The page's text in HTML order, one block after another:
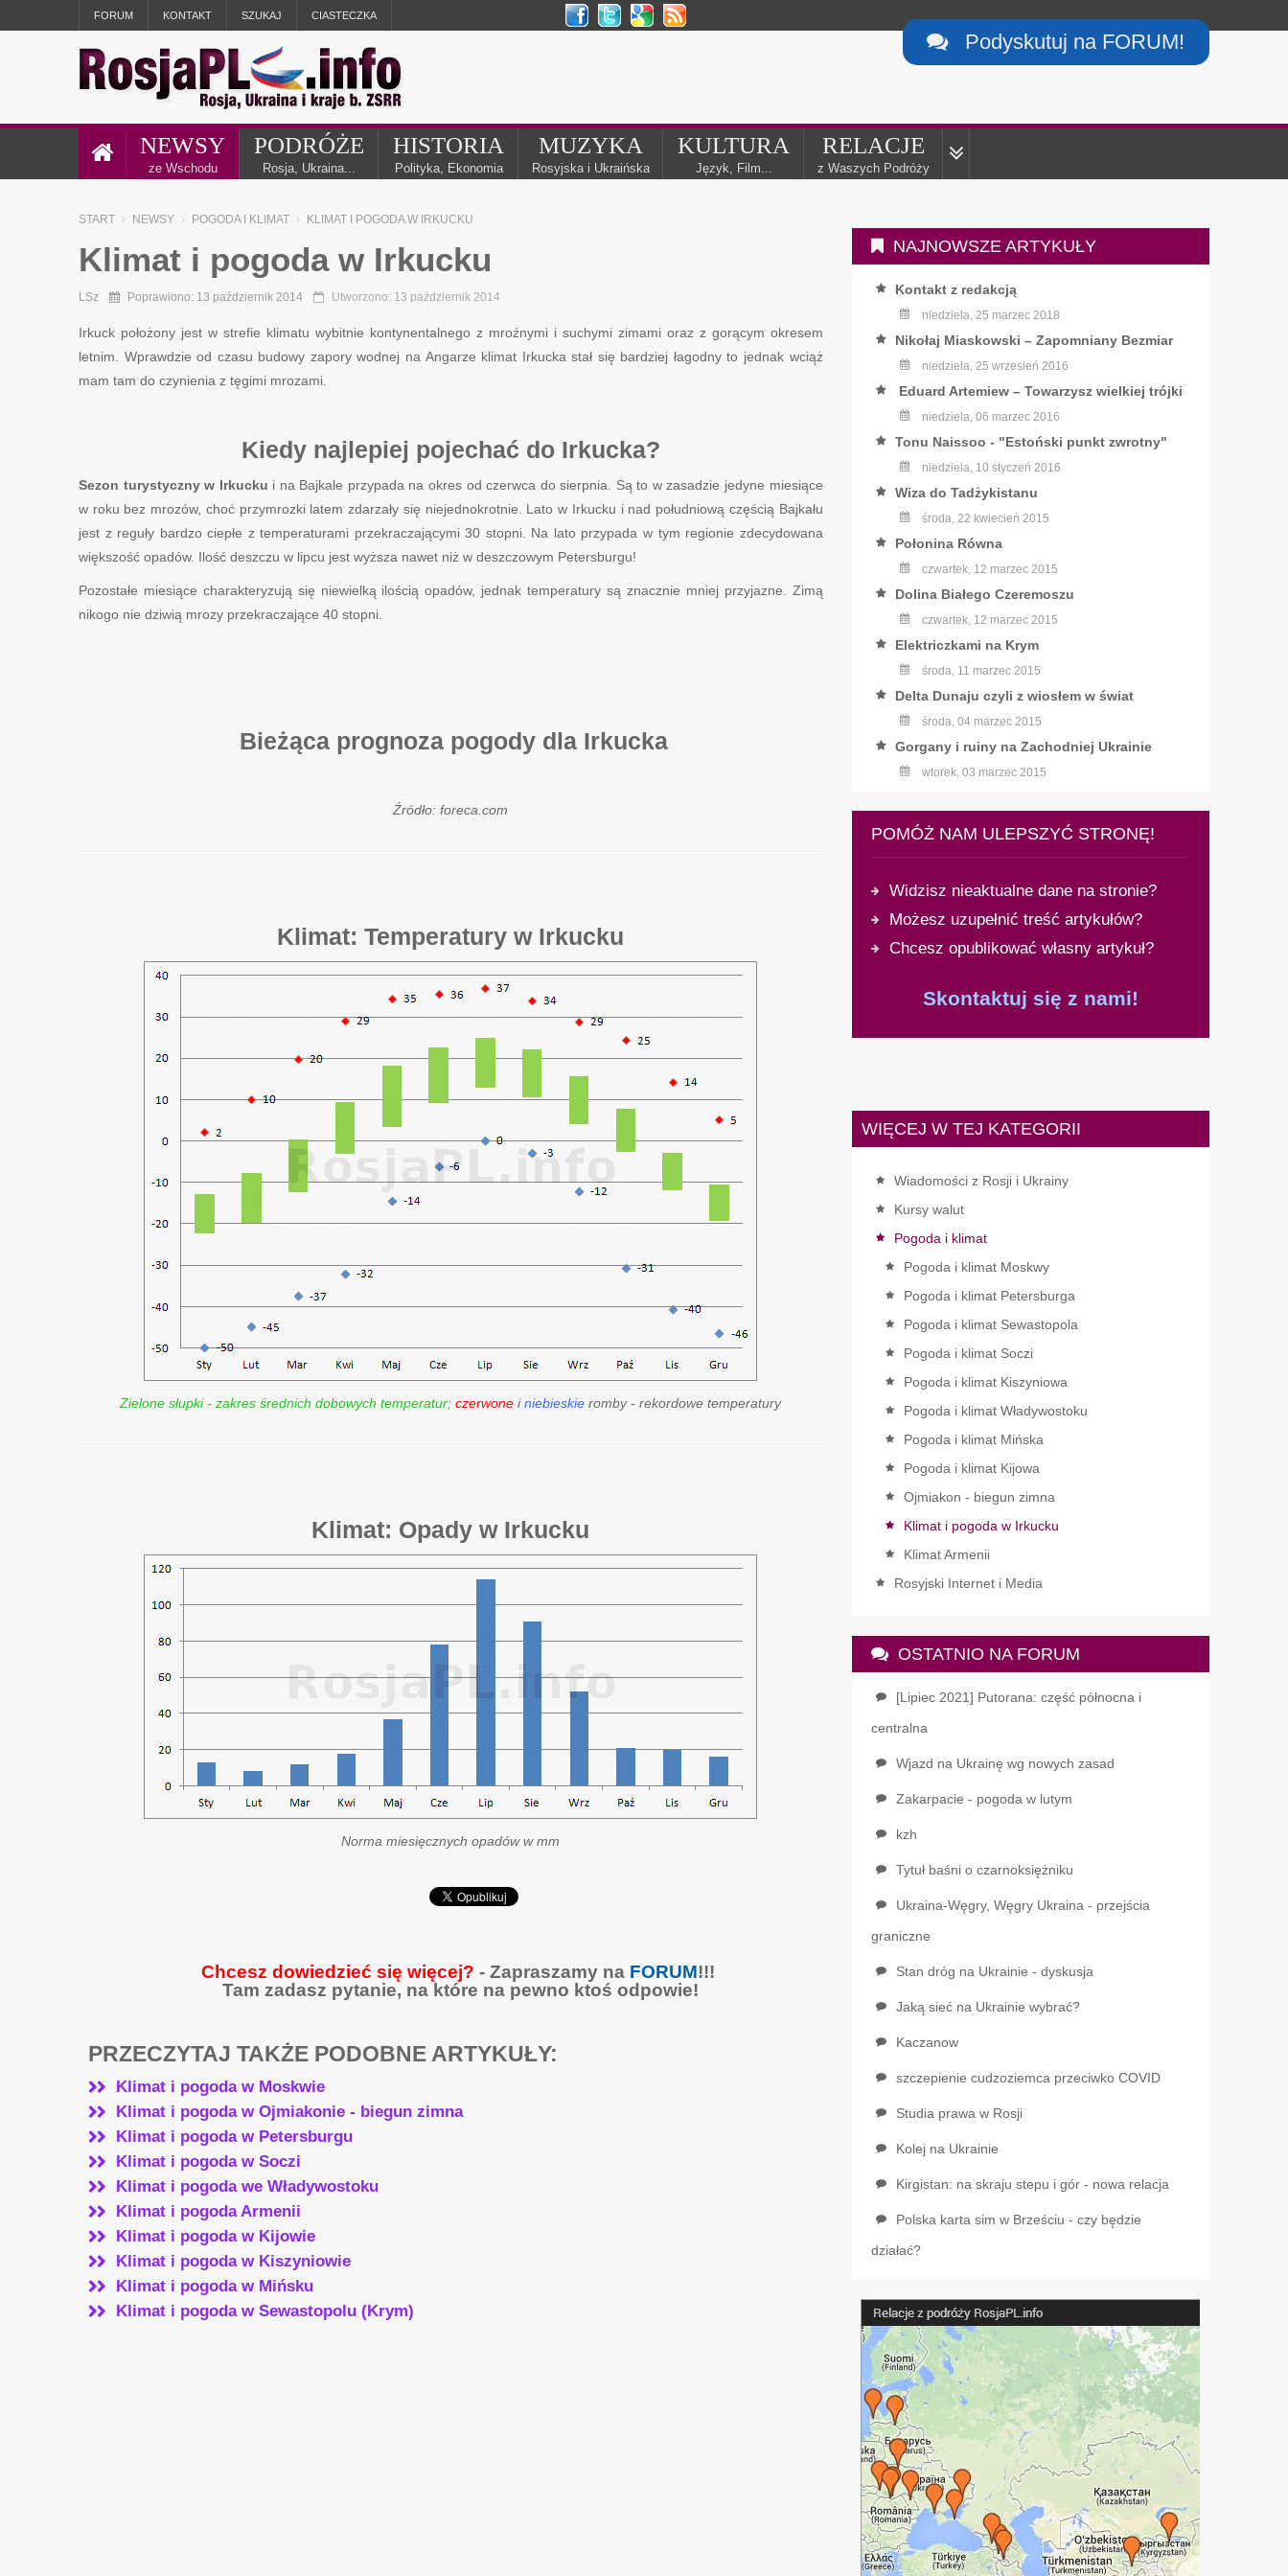
FORUM KONTAKT SZUKAJ CIASTECZKA
 Podyskutuj na FORUM!
NEWSY
ze Wschodu
PODRÓŻE
Rosja, Ukraina...
HISTORIA
Polityka, Ekonomia
MUZYKA
Rosyjska i Ukraińska
KULTURA
Język, Film...
RELACJE
z Waszych Podróży
START NEWSY POGODA I KLIMAT KLIMAT I POGODA W IRKUCKU
Klimat i pogoda w Irkucku
LSz Poprawiono: 13 październik 2014 Utworzono: 13 październik 2014
Irkuck położony jest w strefie klimatu wybitnie kontynentalnego z mroźnymi i suchymi zimami oraz z gorącym okresem
letnim. Wprawdzie od czasu budowy zapory wodnej na Angarze klimat Irkucka stał się bardziej łagodny to jednak wciąż
mam tam do czynienia z tęgimi mrozami.
Kiedy najlepiej pojechać do Irkucka?
Sezon turystyczny w Irkucku i na Bajkale przypada na okres od czerwca do sierpnia. Są to w zasadzie jedyne miesiące
w roku bez mrozów, choć przymrozki latem zdarzały się niejednokrotnie. Lato w Irkucku i nad południową częścią Bajkału
jest z reguły bardzo ciepłe z temperaturami przekraczającymi 30 stopni. Na lato przypada w tym regionie zdecydowana
większość opadów. Ilość deszczu w lipcu jest wyższa nawet niż w deszczowym Petersburgu!
Pozostałe miesiące charakteryzują się niewielką ilością opadów, jednak temperatury są znacznie mniej przyjazne. Zimą
nikogo nie dziwią mrozy przekraczające 40 stopni.
Bieżąca prognoza pogody dla Irkucka
Źródło: foreca.com
Klimat: Temperatury w Irkucku
Zielone słupki - zakres średnich dobowych temperatur; czerwone iniebieskie romby - rekordowe temperatury
Klimat: Opady w Irkucku
Norma miesięcznych opadów w mm
Chcesz dowiedzieć się więcej? - Zapraszamy na FORUM!!!
Tam zadasz pytanie, na które na pewno ktoś odpowie!
PRZECZYTAJ TAKŻE PODOBNE ARTYKUŁY:
Klimat i pogoda w Moskwie
Klimat i pogoda w Ojmiakonie - biegun zimna
Klimat i pogoda w Petersburgu
Klimat i pogoda w Soczi
Klimat i pogoda we Władywostoku
Klimat i pogoda Armenii
Klimat i pogoda w Kijowie
Klimat i pogoda w Kiszyniowie
Klimat i pogoda w Mińsku
Klimat i pogoda w Sewastopolu (Krym)
NAJNOWSZE ARTYKUŁY
Kontakt z redakcją
niedziela, 25 marzec 2018
Nikołaj Miaskowski – Zapomniany Bezmiar
niedziela, 25 wrzesień 2016
Eduard Artemiew – Towarzysz wielkiej trójki
niedziela, 06 marzec 2016
Tonu Naissoo - "Estoński punkt zwrotny"
niedziela, 10 styczeń 2016
Wiza do Tadżykistanu
środa, 22 kwiecień 2015
Połonina Równa
czwartek, 12 marzec 2015
Dolina Białego Czeremoszu
czwartek, 12 marzec 2015
Elektriczkami na Krym
środa, 11 marzec 2015
Delta Dunaju czyli z wiosłem w świat
środa, 04 marzec 2015
Gorgany i ruiny na Zachodniej Ukrainie
wtorek, 03 marzec 2015
POMÓŻ NAM ULEPSZYĆ STRONĘ!
Widzisz nieaktualne dane na stronie?
Możesz uzupełnić treść artykułów?
Chcesz opublikować własny artykuł?
Skontaktuj się z nami!
WIĘCEJ W TEJ KATEGORII
Wiadomości z Rosji i Ukrainy
Kursy walut
Pogoda i klimat
Pogoda i klimat Moskwy
Pogoda i klimat Petersburga
Pogoda i klimat Sewastopola
Pogoda i klimat Soczi
Pogoda i klimat Kiszyniowa
Pogoda i klimat Władywostoku
Pogoda i klimat Mińska
Pogoda i klimat Kijowa
Ojmiakon - biegun zimna
Klimat i pogoda w Irkucku
Klimat Armenii
Rosyjski Internet i Media
OSTATNIO NA FORUM
[Lipiec 2021] Putorana: część północna i
centralna
Wjazd na Ukrainę wg nowych zasad
Zakarpacie - pogoda w lutym
kzh
Tytuł baśni o czarnoksiężniku
Ukraina-Węgry, Węgry Ukraina - przejścia
graniczne
Stan dróg na Ukrainie - dyskusja
Jaką sieć na Ukrainie wybrać?
Kaczanow
szczepienie cudzoziemca przeciwko COVID
Studia prawa w Rosji
Kolej na Ukrainie
Kirgistan: na skraju stepu i gór - nowa relacja
Polska karta sim w Brześciu - czy będzie
działać?